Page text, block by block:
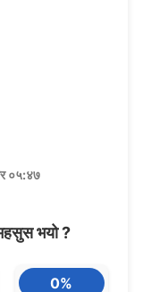
०५:४७
भयो ?
0%